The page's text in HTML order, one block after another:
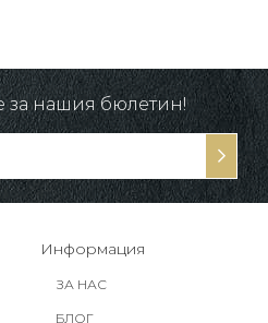
за нашия бюлетин!
Информация
ЗА НАС
БЛОГ